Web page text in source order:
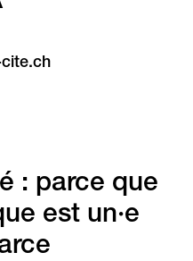
: parce que
est un·e